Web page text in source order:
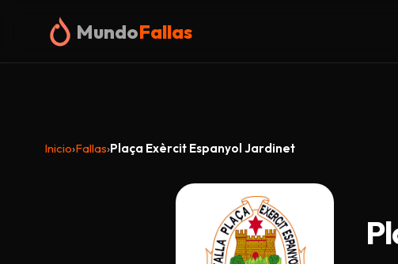
MundoFallas
Inicio›Fallas›Plaça Exèrcit Espanyol Jardinet